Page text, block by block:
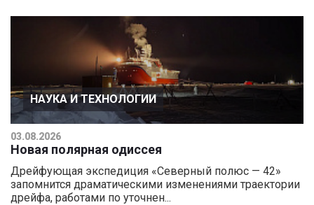
НАУКА И ТЕХНОЛОГИИ
03.08.2026
Новая полярная одиссея
Дрейфующая экспедиция «Северный полюс — 42»
запомнится драматическими изменениями траектории
дрейфа, работами по уточнен...